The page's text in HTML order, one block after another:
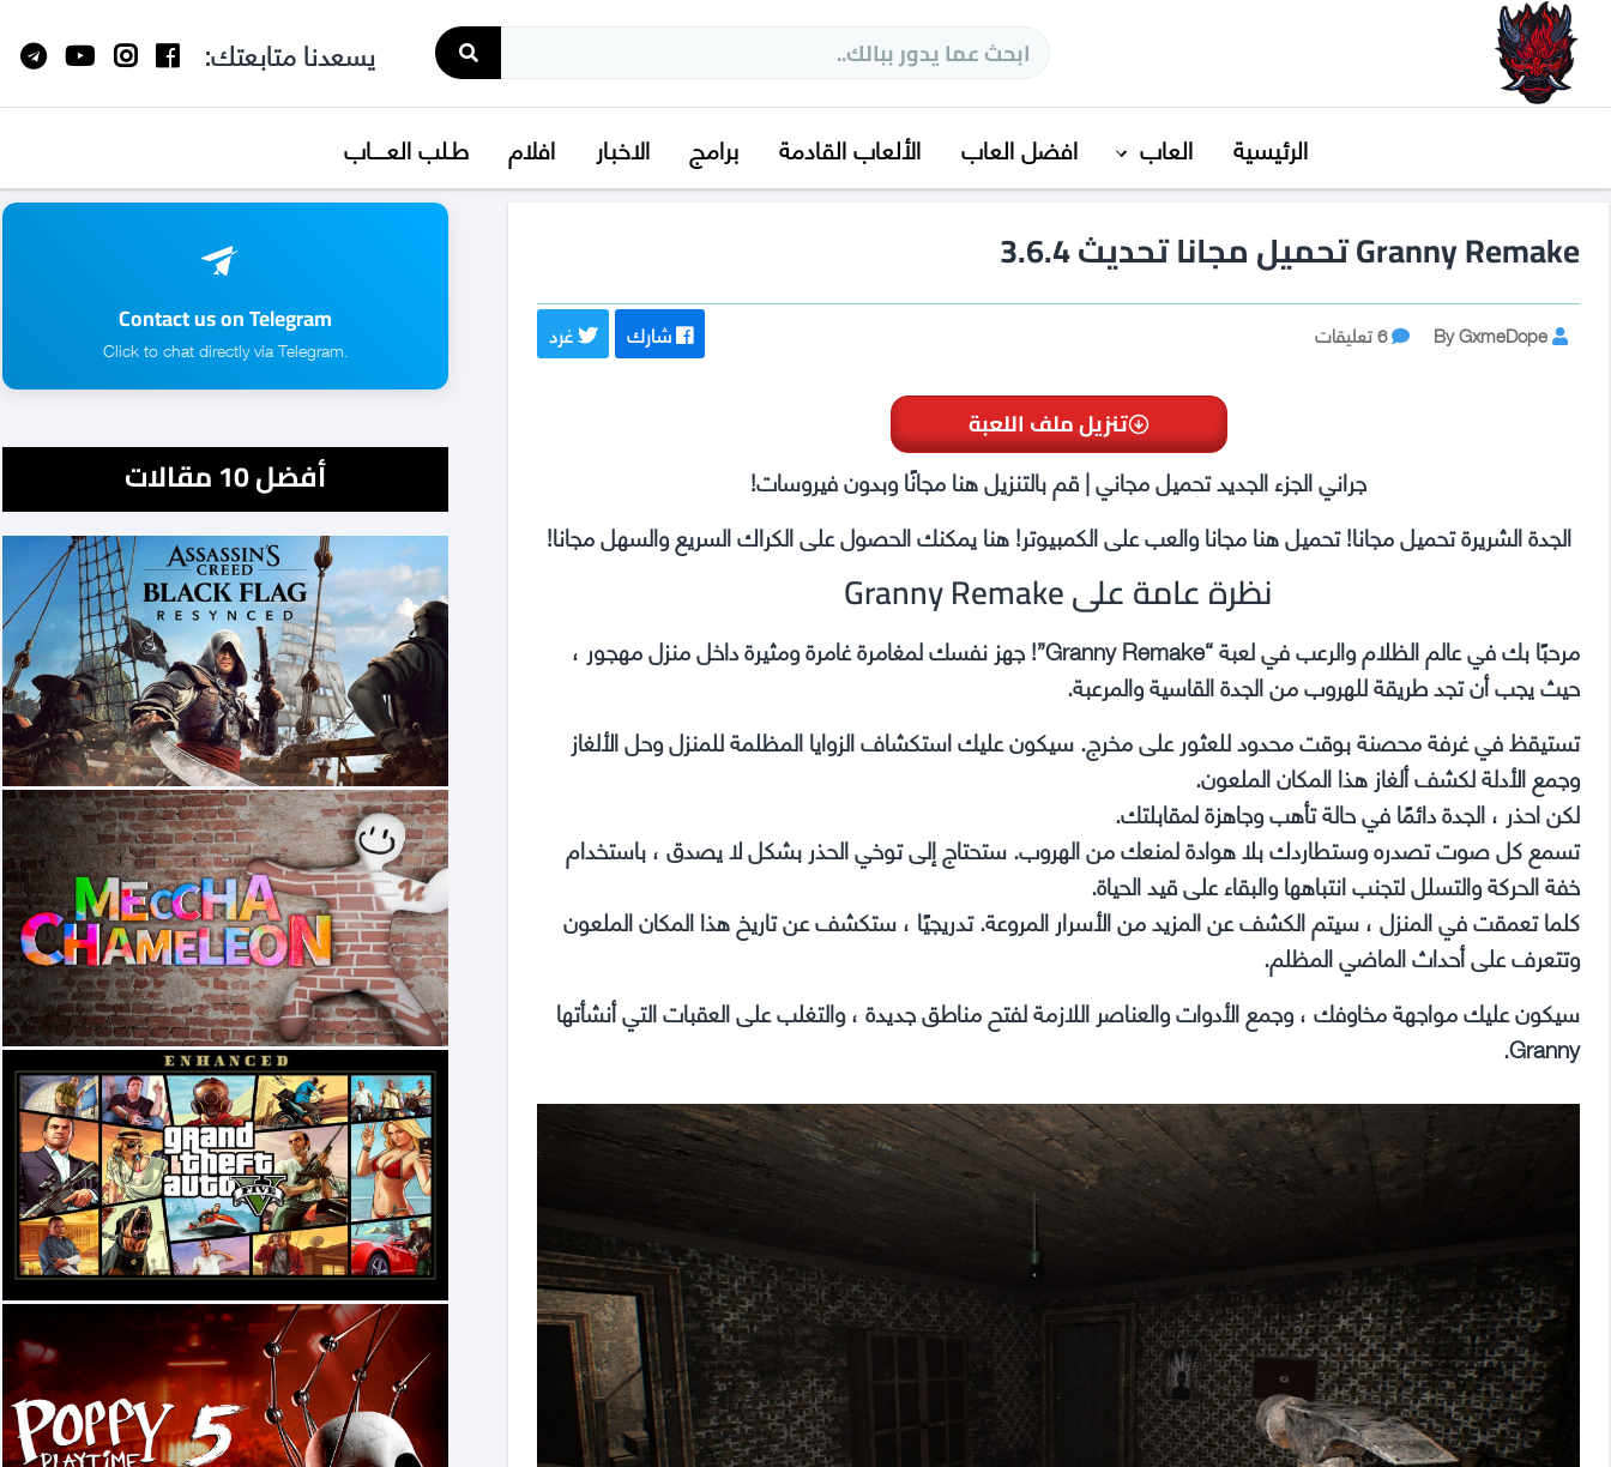
يسعدنا متابعتك:
الرئيسية العاب افضل العاب الألعاب القادمة برامج الاخبار افلام طـلب العــــاب
Granny Remake تحميل مجانا تحديث 3.6.4
Post
By GxmeDope 6 تعليقات على
تحديث
3.6.4
شارك غرد
تنزيل ملف اللعبة
جراني الجزء الجديد تحميل مجاني | قم بالتنزيل هنا مجانًا وبدون فيروسات!
الجدة الشريرة تحميل مجانا! تحميل هنا مجانا والعب على الكمبيوتر! هنا يمكنك الحصول على الكراك السريع والسهل مجانا!
نظرة عامة على Granny Remake
مرحبًا بك في عالم الظلام والرعب في لعبة “Granny Remake”! جهز نفسك لمغامرة غامرة ومثيرة داخل منزل مهجور ،
حيث يجب أن تجد طريقة للهروب من الجدة القاسية والمرعبة.
تستيقظ في غرفة محصنة بوقت محدود للعثور على مخرج. سيكون عليك استكشاف الزوايا المظلمة للمنزل وحل الألغاز
وجمع الأدلة لكشف ألغاز هذا المكان الملعون.
لكن احذر ، الجدة دائمًا في حالة تأهب وجاهزة لمقابلتك.
تسمع كل صوت تصدره وستطاردك بلا هوادة لمنعك من الهروب. ستحتاج إلى توخي الحذر بشكل لا يصدق ، باستخدام
خفة الحركة والتسلل لتجنب انتباهها والبقاء على قيد الحياة.
كلما تعمقت في المنزل ، سيتم الكشف عن المزيد من الأسرار المروعة. تدريجيًا ، ستكشف عن تاريخ هذا المكان الملعون
وتتعرف على أحداث الماضي المظلم.
سيكون عليك مواجهة مخاوفك ، وجمع الأدوات والعناصر اللازمة لفتح مناطق جديدة ، والتغلب على العقبات التي أنشأتها
Granny.
Contact us on Telegram
.Click to chat directly via Telegram
أفضل 10 مقالات